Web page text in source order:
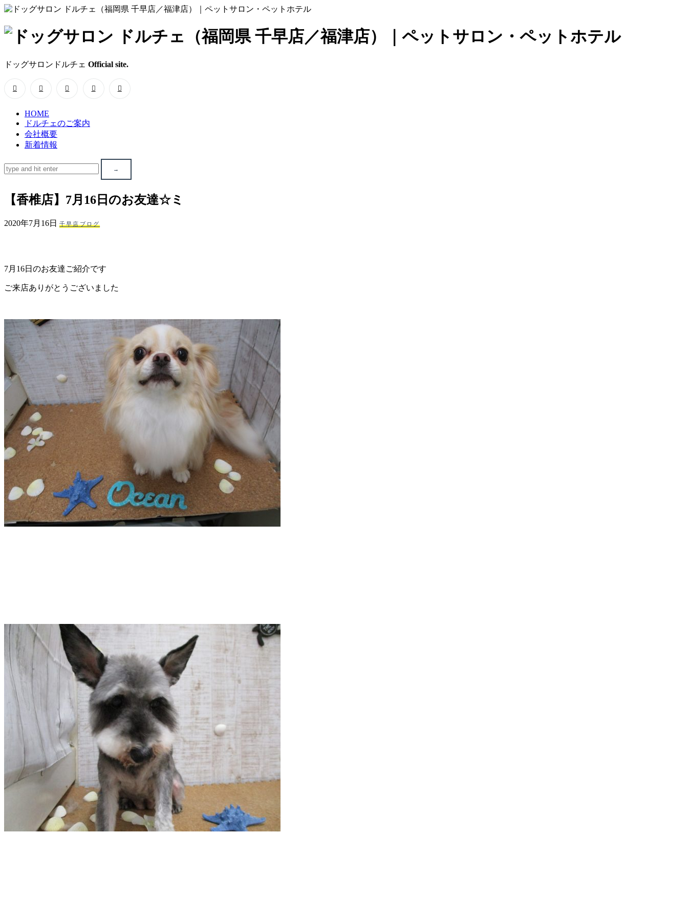
ド
ッ
グ
サ
ロ
ン
ド
ル
チ
（福
岡
千
早
店
／
福
津
店）
｜
ペ
ッ
ン・
ペ
ッ
ト
ホ
テ
ドッグサロンドルチェ Official site.
HOME
ドルチェのご案内
会社概要
新着情報
【香椎店】7月16日のお友達☆ミ
2020年7月16日 千早店ブログ
7月16日のお友達ご紹介です
ご来店ありがとうございました